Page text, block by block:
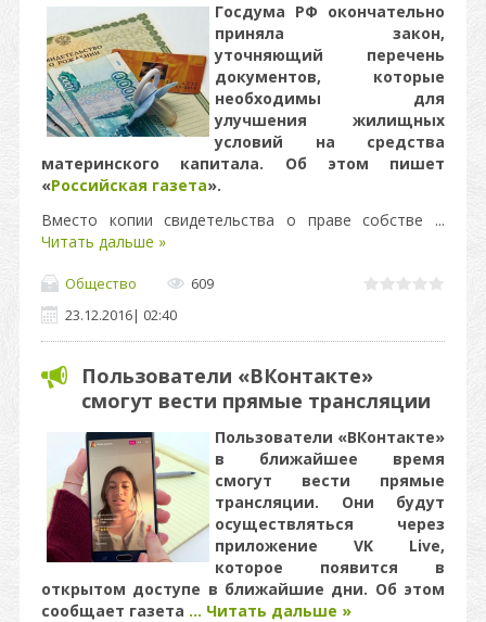
Госдума РФ окончательно
приняла закон,
уточняющий перечень
документов, которые
необходимы для
улучшения жилищных
условий на средства
материнского капитала. Об этом пишет
«Российская газета».
Вместо копии свидетельства о праве собстве ...
Читать дальше »
Общество
609
23.12.2016| 02:40
Пользователи «ВКонтакте»
смогут вести прямые трансляции
Пользователи «ВКонтакте»
в ближайшее время
смогут вести прямые
трансляции. Они будут
осуществляться через
приложение VK Live,
которое появится в
открытом доступе в ближайшие дни. Об этом
сообщает газета ... Читать дальше »